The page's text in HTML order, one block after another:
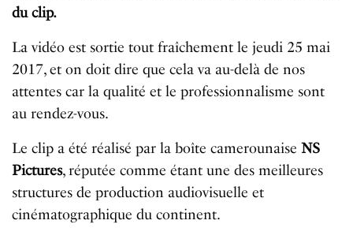
du clip.
La vidéo est sortie tout fraîchement le jeudi 25 mai
2017, et on doit dire que cela va au-delà de nos
attentes car la qualité et le professionnalisme sont
au rendez-vous.
Le clip a été réalisé par la boîte camerounaiseNS
Pictures, réputée comme étant une des meilleures
structures de production audiovisuelle et
cinématographique du continent.